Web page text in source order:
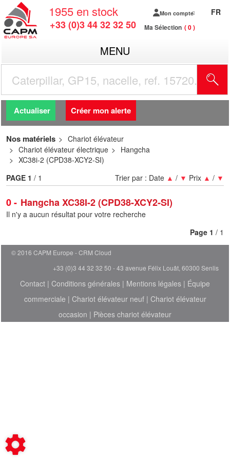
1955 en stock
+33 (0)3 44 32 32 50
Mon compte
Ma Sélection 0
FR
MENU
Actualiser Créer mon alerte
Nos matériels
Chariot élévateur
Chariot élévateur électrique
Hangcha
XC38i-2 (CPD38-XCY2-SI)
0 Hangcha XC38I-2 (CPD38-XCY2-SI)
Trier par : Date ▲ / ▼ Prix ▲ / ▼
PAGE 1 / 1
Il n'y a aucun résultat pour votre recherche
Page 1 / 1
© 2016 CAPM Europe
CRM Cloud
+33 (0)3 44 32 32 50 - 43 avenue Félix Louât, 60300 Senlis
Contact | Conditions générales | Mentions légales | Équipe
commerciale | Chariot élévateur neuf| Chariot élévateur
occasion | Pièces chariot élévateur